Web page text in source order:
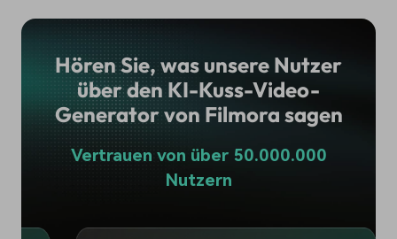
Hören Sie, was unsere Nutzer
über den KI-Kuss-Video-
Generator von Filmora sagen
Vertrauen von über 50.000.000
Nutzern